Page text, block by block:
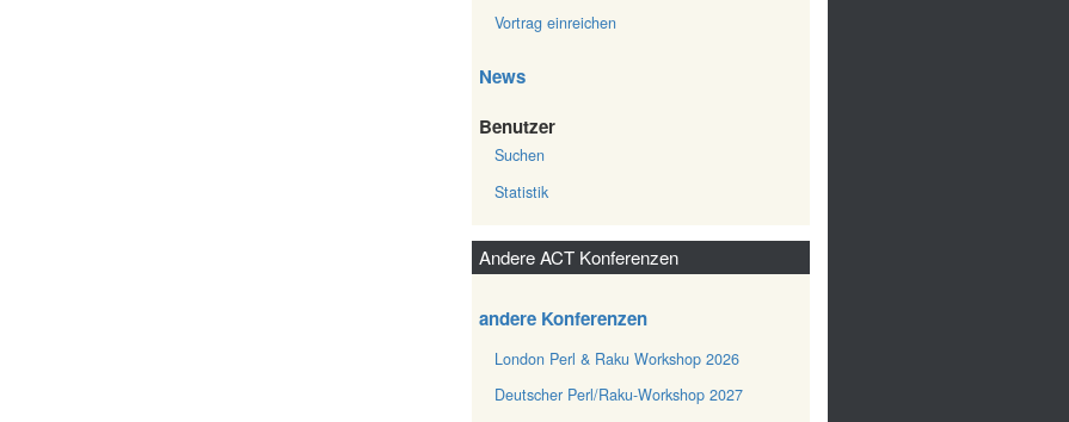
Vortrag einreichen
News
Benutzer
Suchen
Statistik
Andere ACT Konferenzen
andere Konferenzen
London Perl & Raku Workshop 2026
Deutscher Perl/Raku-Workshop 2027